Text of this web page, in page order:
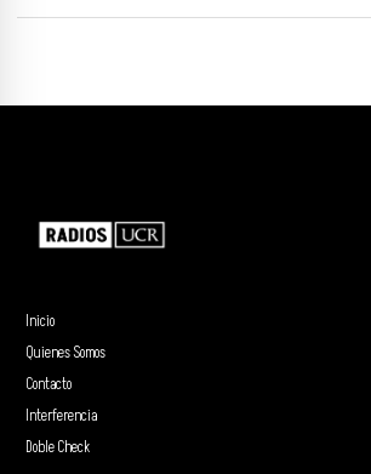
Inicio
Quienes Somos
Contacto
Interferencia
Doble Check